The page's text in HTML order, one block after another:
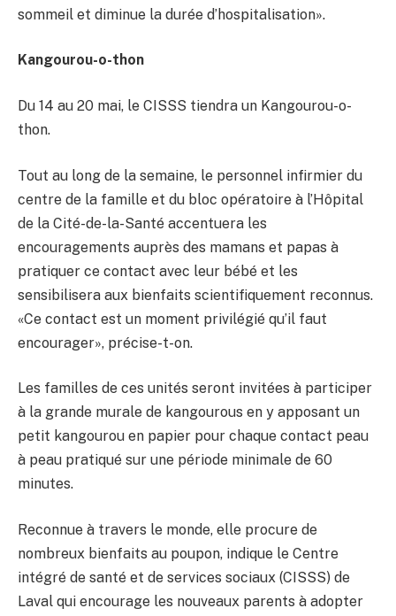
sommeil et diminue la durée d’hospitalisation».
Kangourou-o-thon
Du 14 au 20 mai, le CISSS tiendra un Kangourou-o-
thon.
Tout au long de la semaine, le personnel infirmier du
centre de la famille et du bloc opératoire à l’Hôpital
de la Cité-de-la-Santé accentuera les
encouragements auprès des mamans et papas à
pratiquer ce contact avec leur bébé et les
sensibilisera aux bienfaits scientifiquement reconnus.
«Ce contact est un moment privilégié qu’il faut
encourager», précise-t-on.
Les familles de ces unités seront invitées à participer
à la grande murale de kangourous en y apposant un
petit kangourou en papier pour chaque contact peau
à peau pratiqué sur une période minimale de 60
minutes.
Reconnue à travers le monde, elle procure de
nombreux bienfaits au poupon, indique le Centre
intégré de santé et de services sociaux (CISSS) de
Laval qui encourage les nouveaux parents à adopter